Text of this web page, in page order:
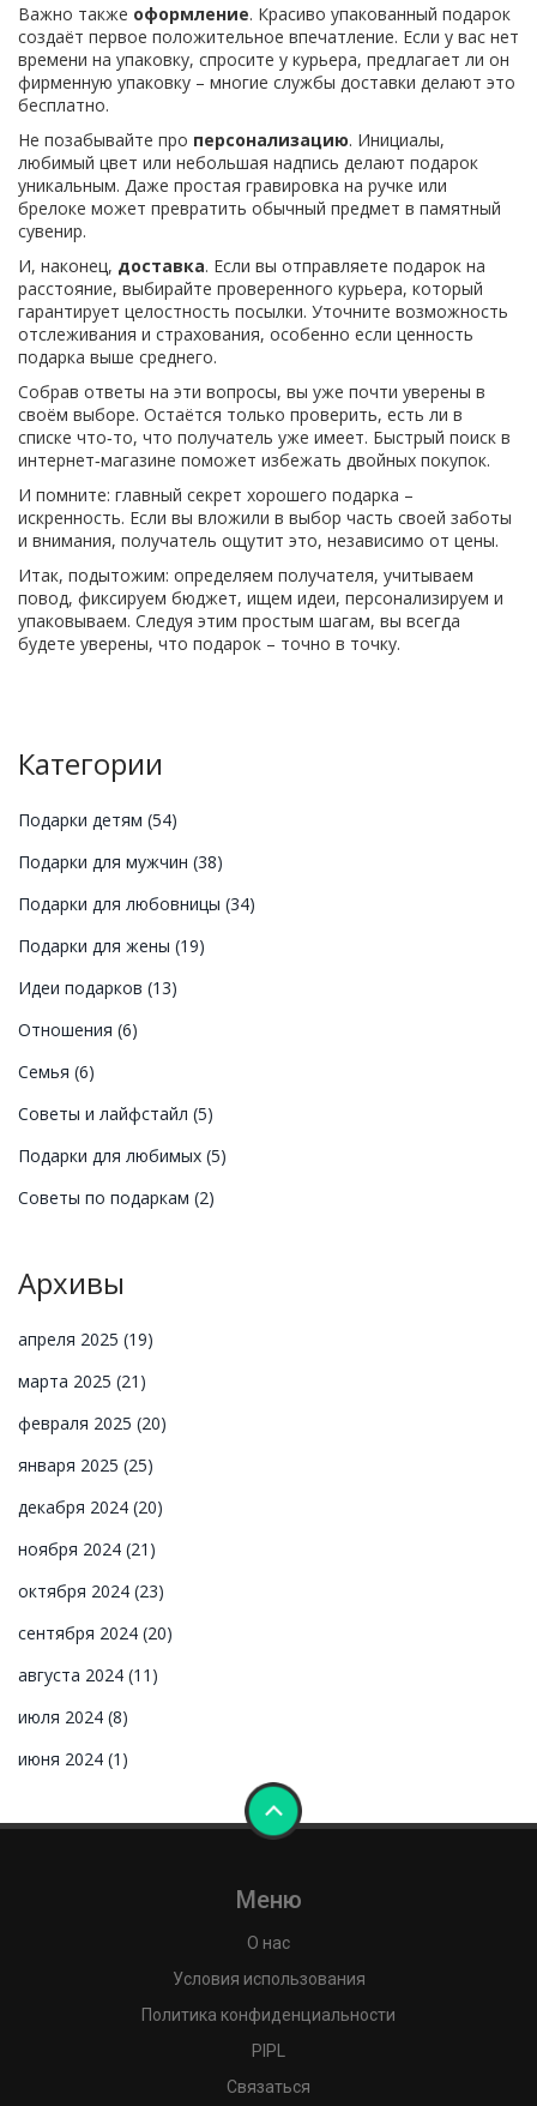
Важно также оформление. Красиво упакованный подарок
создаёт первое положительное впечатление. Если у вас нет
времени на упаковку, спросите у курьера, предлагает ли он
фирменную упаковку – многие службы доставки делают это
бесплатно.
Не позабывайте про персонализацию. Инициалы,
любимый цвет или небольшая надпись делают подарок
уникальным. Даже простая гравировка на ручке или
брелоке может превратить обычный предмет в памятный
сувенир.
И, наконец, доставка. Если вы отправляете подарок на
расстояние, выбирайте проверенного курьера, который
гарантирует целостность посылки. Уточните возможность
отслеживания и страхования, особенно если ценность
подарка выше среднего.
Собрав ответы на эти вопросы, вы уже почти уверены в
своём выборе. Остаётся только проверить, есть ли в
списке что‑то, что получатель уже имеет. Быстрый поиск в
интернет‑магазине поможет избежать двойных покупок.
И помните: главный секрет хорошего подарка –
искренность. Если вы вложили в выбор часть своей заботы
и внимания, получатель ощутит это, независимо от цены.
Итак, подытожим: определяем получателя, учитываем
повод, фиксируем бюджет, ищем идеи, персонализируем и
упаковываем. Следуя этим простым шагам, вы всегда
будете уверены, что подарок – точно в точку.
Категории
Подарки детям (54)
Подарки для мужчин (38)
Подарки для любовницы (34)
Подарки для жены (19)
Идеи подарков (13)
Отношения (6)
Семья (6)
Советы и лайфстайл (5)
Подарки для любимых (5)
Советы по подаркам (2)
Архивы
апреля 2025 (19)
марта 2025 (21)
февраля 2025 (20)
января 2025 (25)
декабря 2024 (20)
ноября 2024 (21)
октября 2024 (23)
сентября 2024 (20)
августа 2024 (11)
июля 2024 (8)
июня 2024 (1)
Меню
О нас
Условия использования
Политика конфиденциальности
PIPL
Связаться